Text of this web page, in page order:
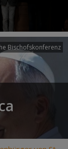
Bischofskonferenz